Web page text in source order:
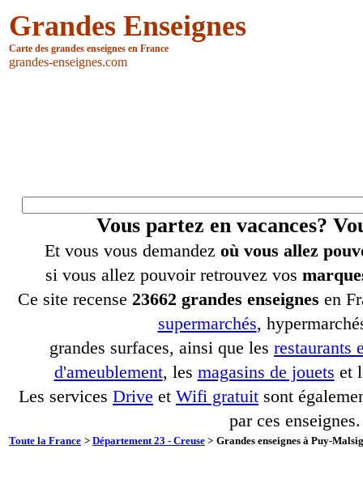
Grandes Enseignes
Carte des grandes enseignes en France
grandes-enseignes.com
Vous partez en vacances?
Et vous vous demandez où vous allez
si vous allez pouvoir retrouvez vos
Ce site recense 23662 grandes enseignes en
supermarchés,
grandes surfaces, ainsi que les restaurants
d'ameublement, les magasins de jouets et
Les services Drive et Wifi gratuit sont
par ces enseignes.
Toute la France > Département 23 - Creuse > Grandes enseignes à Puy-